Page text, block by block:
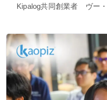
Kipalog共同創業者 ヴー